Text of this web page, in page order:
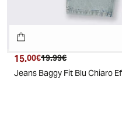
Prezzo attuale
15.00€ Prezzo originale
19.99€
Jeans Baggy Fit Blu Chiaro